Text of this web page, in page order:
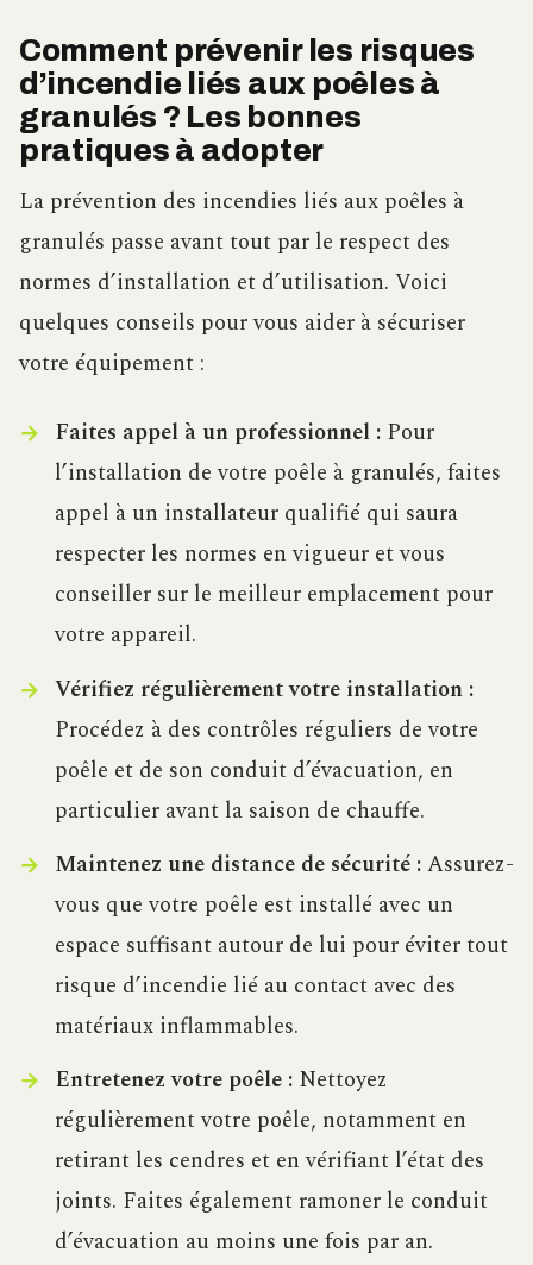
Comment prévenir les risques
d’incendie liés aux poêles à
granulés ? Les bonnes
pratiques à adopter
La prévention des incendies liés aux poêles à
granulés passe avant tout par le respect des
normes d’installation et d’utilisation. Voici
quelques conseils pour vous aider à sécuriser
votre équipement :
Faites appel à un professionnel :Pour
l’installation de votre poêle à granulés, faites
appel à un installateur qualifié qui saura
respecter les normes en vigueur et vous
conseiller sur le meilleur emplacement pour
votre appareil.
Vérifiez régulièrement votre installation :
Procédez à des contrôles réguliers de votre
poêle et de son conduit d’évacuation, en
particulier avant la saison de chauffe.
Maintenez une distance de sécurité :Assurez-
vous que votre poêle est installé avec un
espace suffisant autour de lui pour éviter tout
risque d’incendie lié au contact avec des
matériaux inflammables.
Entretenez votre poêle :Nettoyez
régulièrement votre poêle, notamment en
retirant les cendres et en vérifiant l’état des
joints. Faites également ramoner le conduit
d’évacuation au moins une fois par an.